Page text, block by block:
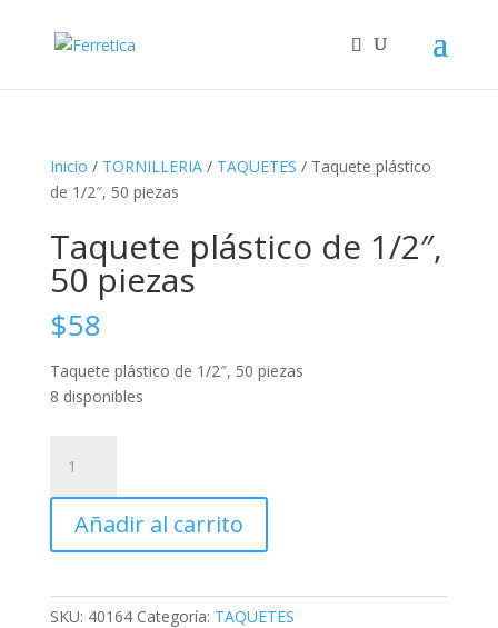
Inicio / TORNILLERIA/ TAQUETES / Taquete plástico
de 1/2″, 50 piezas
Taquete plástico de 1/2″,
50 piezas
$58
Taquete plástico de 1/2″, 50 piezas
8 disponibles
plástico
de
1/2",
50
cantidad
Añadir al carrito
SKU: 40164 Categoría: TAQUETES